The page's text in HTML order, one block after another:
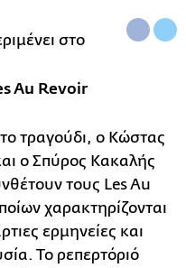
Au Revoir
τραγούδι, ο Κώστας
ο Σπύρος Κακαλής
τους Les Au
χαρακτηρίζονται
ερμηνείες και
Το ρεπερτόριό